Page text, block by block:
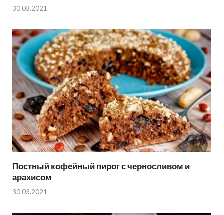
30.03.2021
Постный кофейный пирог с черносливом и
арахисом
30.03.2021